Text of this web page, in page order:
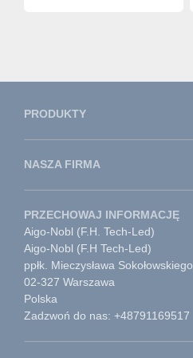
PRODUKTY
NASZA FIRMA
PRZECHOWAJ INFORMACJĘ
Aigo-Nobl (F.H. Tech-Led)
Aigo-Nobl (F.H Tech-Led)
ppłk. Mieczysława
02-327 Warszawa
Polska
Zadzwoń do nas: +48791169517